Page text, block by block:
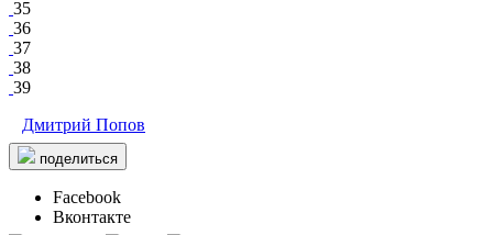
35
36
37
38
39
Дмитрий Попов
поделиться
Facebook
Вконтакте